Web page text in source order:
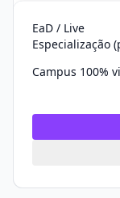
EaD / Live
Campus 100%